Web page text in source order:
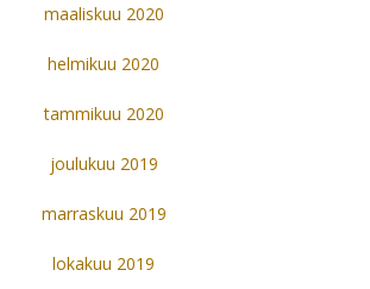
maaliskuu 2020
helmikuu 2020
tammikuu 2020
joulukuu 2019
marraskuu 2019
lokakuu 2019